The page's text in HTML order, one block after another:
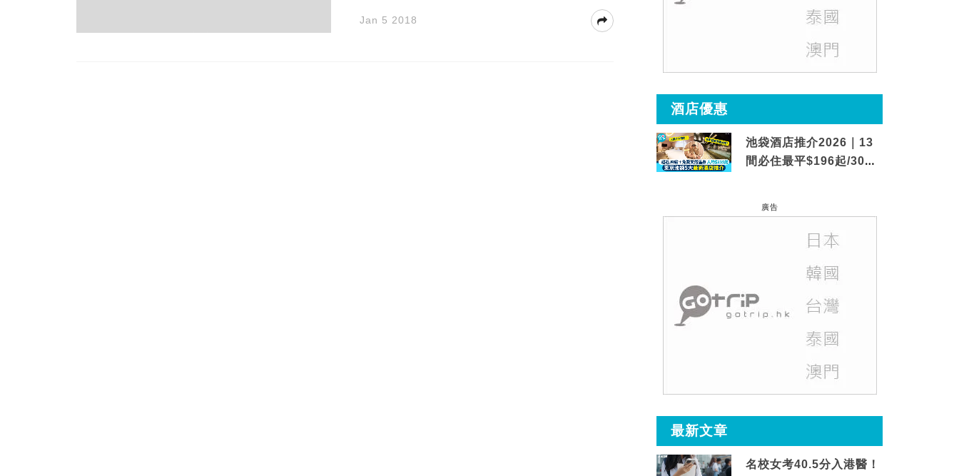
Jan 5 2018
酒店優惠
池袋酒店推介2026｜13
間必住最平$196起/30秒
廣告
最新文章
名校女考40.5分入港醫！